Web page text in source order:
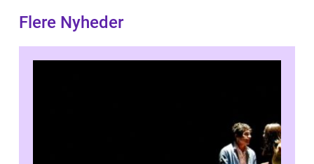
Flere Nyheder